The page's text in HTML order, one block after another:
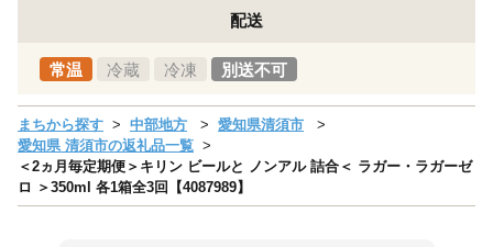
配送
常温 冷蔵 冷凍 別送不可
まちから探す 中部地方
愛知県清須市
愛知県 清須市の返礼品一覧
＜2ヵ月毎定期便＞キリン ビールと ノンアル 詰合＜ ラガー・ラガーゼ
ロ ＞350ml 各1箱全3回【4087989】